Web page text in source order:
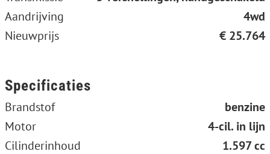
Aandrijving
4wd
Nieuwprijs
€ 25.764
Specificaties
Brandstof
benzine
Motor
4-cil. in lijn
Cilinderinhoud
1.597 cc